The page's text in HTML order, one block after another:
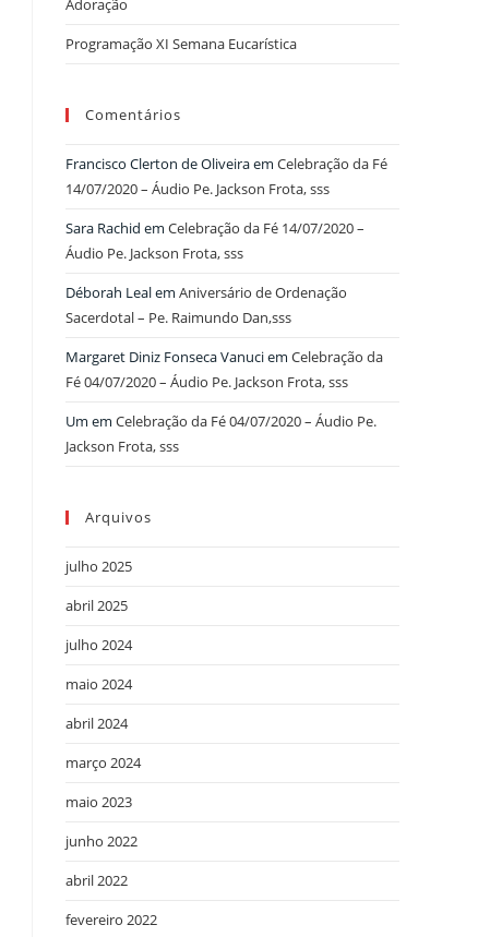
Adoração
Programação XI Semana Eucarística
Comentários
Francisco Clerton de Oliveiraem Celebração da Fé
14/07/2020 – Áudio Pe. Jackson Frota, sss
Sara Rachid em Celebração da Fé 14/07/2020 –
Áudio Pe. Jackson Frota, sss
Déborah Lealem Aniversário de Ordenação
Sacerdotal – Pe. Raimundo Dan,sss
Margaret Diniz Fonseca Vanuciem Celebração da
Fé 04/07/2020 – Áudio Pe. Jackson Frota, sss
Um em Celebração da Fé 04/07/2020 – Áudio Pe.
Jackson Frota, sss
Arquivos
julho 2025
abril 2025
julho 2024
maio 2024
abril 2024
março 2024
maio 2023
junho 2022
abril 2022
fevereiro 2022